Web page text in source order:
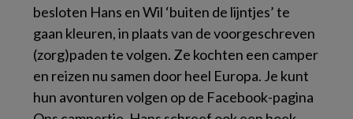
besloten Hans en Wil ‘buiten de lijntjes’ te
gaan kleuren, in plaats van de voorgeschreven
(zorg)paden te volgen. Ze kochten een camper
en reizen nu samen door heel Europa. Je kunt
hun avonturen volgen op de Facebook-pagina